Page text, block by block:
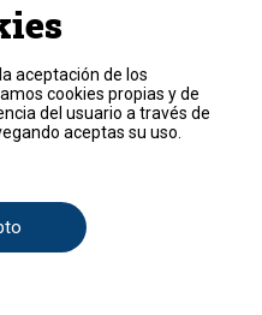
clienteAtención al inversionista
de autorregulación
ÉticaPrensa RCNOBA
La República
NovelasFides
aceptación de los
cookies propias y de
del usuario a través de
aceptas su uso.